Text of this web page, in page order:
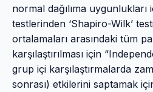
normal dağılıma
testlerinden ‘Shapiro-Wilk’
ortalamaları arasındaki tüm
karşılaştırılması için
grup içi karşılaştırmalarda
sonrası) etkilerini saptamak